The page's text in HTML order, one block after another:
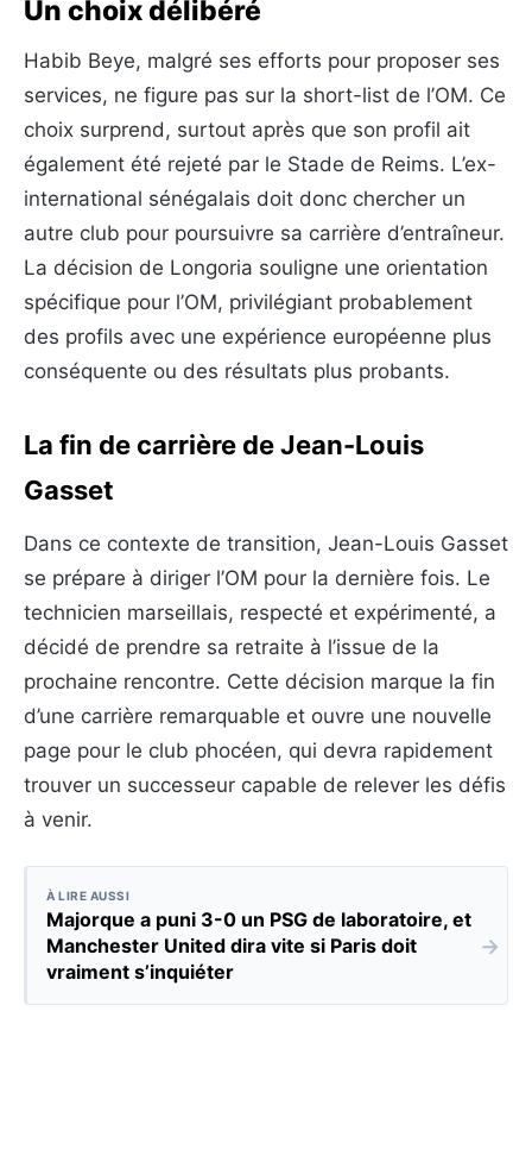
Un choix délibéré
Habib Beye, malgré ses efforts pour proposer ses
services, ne figure pas sur la short-list de l’OM. Ce
choix surprend, surtout après que son profil ait
également été rejeté par le Stade de Reims. L’ex-
international sénégalais doit donc chercher un
autre club pour poursuivre sa carrière d’entraîneur.
La décision de Longoria souligne une orientation
spécifique pour l’OM, privilégiant probablement
des profils avec une expérience européenne plus
conséquente ou des résultats plus probants.
La fin de carrière de Jean-Louis
Gasset
Dans ce contexte de transition, Jean-Louis Gasset
se prépare à diriger l’OM pour la dernière fois. Le
technicien marseillais, respecté et expérimenté, a
décidé de prendre sa retraite à l’issue de la
prochaine rencontre. Cette décision marque la fin
d’une carrière remarquable et ouvre une nouvelle
page pour le club phocéen, qui devra rapidement
trouver un successeur capable de relever les défis
à venir.
À LIRE AUSSI
Majorque a puni 3-0 un PSG de laboratoire, et
Manchester United dira vite si Paris doit
vraiment s’inquiéter
→